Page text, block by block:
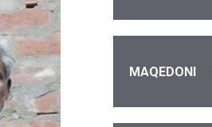
MAQEDONI